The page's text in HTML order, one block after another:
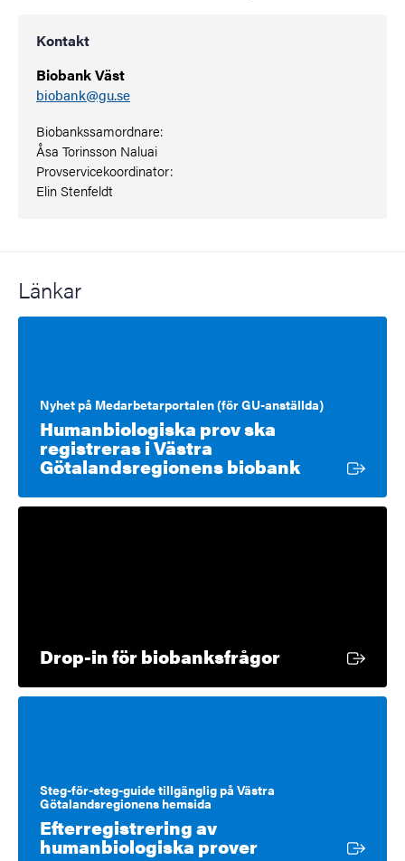
Kontakt
Biobank Väst
biobank@gu.se
Biobankssamordnare:
Åsa Torinsson Naluai
Provservicekoordinator:
Elin Stenfeldt
Länkar
Nyhet på Medarbetarportalen (för GU-anställda)
Humanbiologiska prov ska
registreras i Västra
Götalandsregionens biobankExtern länk
Drop-in för biobanksfrågorExtern länk
Steg-för-steg-guide tillgänglig på Västra
Götalandsregionens hemsida
Efterregistrering av
humanbiologiska proverExtern länk